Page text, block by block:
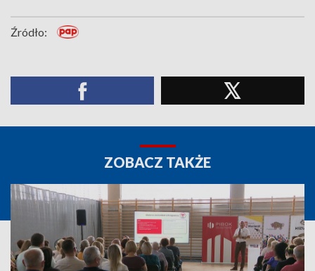
Źródło:
ZOBACZ TAKŻE